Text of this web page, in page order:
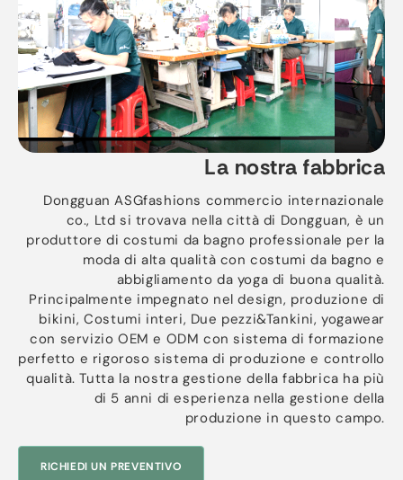
La nostra fabbrica
Dongguan ASGfashions commercio internazionale
co., Ltd si trovava nella città di Dongguan, è un
produttore di costumi da bagno professionale per la
moda di alta qualità con costumi da bagno e
abbigliamento da yoga di buona qualità.
Principalmente impegnato nel design, produzione di
bikini, Costumi interi, Due pezzi&Tankini, yogawear
con servizio OEM e ODM con sistema di formazione
perfetto e rigoroso sistema di produzione e controllo
qualità. Tutta la nostra gestione della fabbrica ha più
di 5 anni di esperienza nella gestione della
produzione in questo campo.
RICHIEDI UN PREVENTIVO